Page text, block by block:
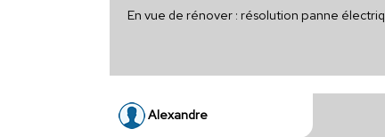
En vue de rénover : résolution panne
Alexandre